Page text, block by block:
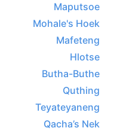
Maputsoe
Mohale's Hoek
Mafeteng
Hlotse
Butha-Buthe
Quthing
Teyateyaneng
Qacha’s Nek